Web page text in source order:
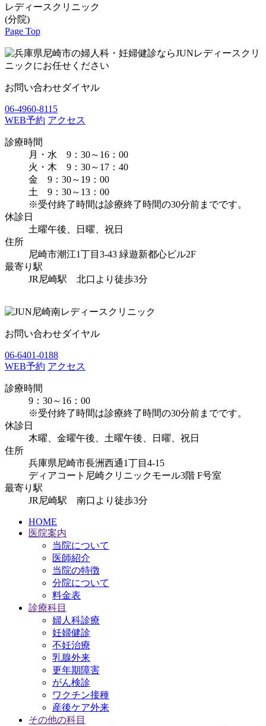
レディースクリニック
(分院)
Page Top
お問い合わせダイヤル
06-4960-8115
WEB予約 アクセス
診療時間
月・水 9：30～16：00
火・木 9：30～17：40
金 9：30～19：00
土 9：30～13：00
※受付終了時間は診療終了時間の30分前までです。
休診日
土曜午後、日曜、祝日
住所
尼崎市潮江1丁目3-43 緑遊新都心ビル2F
最寄り駅
JR尼崎駅 北口より徒歩3分
お問い合わせダイヤル
06-6401-0188
WEB予約 アクセス
診療時間
9：30～16：00
※受付終了時間は診療終了時間の30分前までです。
休診日
木曜、金曜午後、土曜午後、日曜、祝日
住所
兵庫県尼崎市長洲西通1丁目4-15
ディアコート尼崎クリニックモール3階 F号室
最寄り駅
JR尼崎駅 南口より徒歩3分
HOME
医院案内
当院について
医師紹介
当院の特徴
分院について
料金表
診療科目
婦人科診療
妊婦健診
不妊治療
乳腺外来
更年期障害
がん検診
ワクチン接種
産後ケア外来
その他の科目